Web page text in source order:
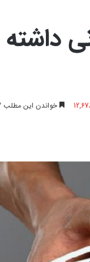
داشته
خواندن این مطلب 2 دقیقه زمان میبرد